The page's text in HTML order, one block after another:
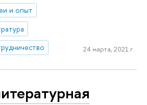
и опыт
24 марта, 2021 г.